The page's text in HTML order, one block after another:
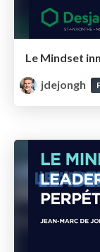
jdejongh